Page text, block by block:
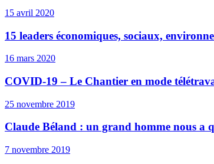
15 avril 2020
15 leaders économiques, sociaux,
16 mars 2020
COVID-19 – Le Chantier en mode
25 novembre 2019
Claude Béland : un grand homme nous a
7 novembre 2019